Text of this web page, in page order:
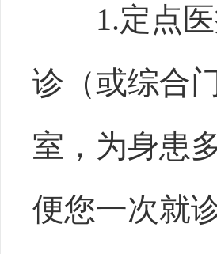
1.定点
诊（或综合
室，为身患
便您一次就